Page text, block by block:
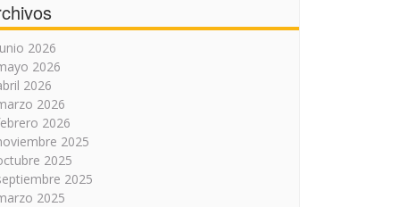
2026
2026
2026
2026
2026
2025
2025
2025
2025